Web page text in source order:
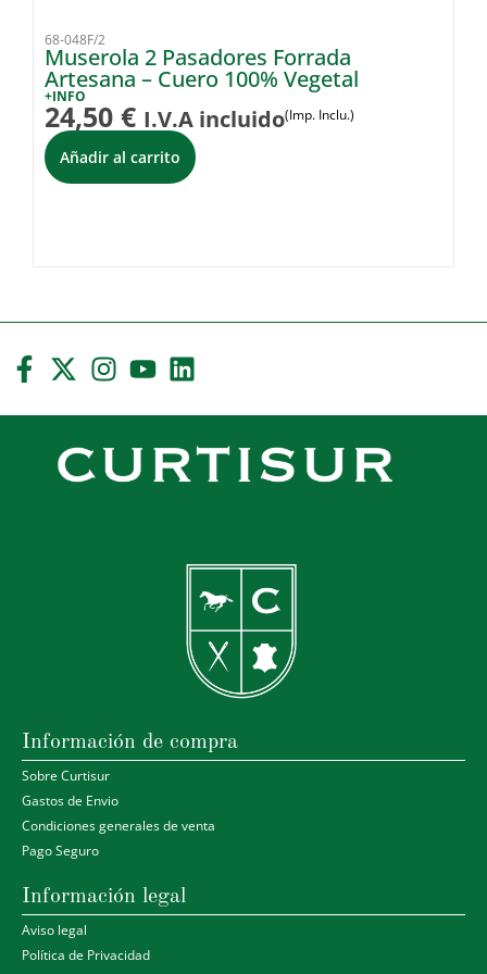
68-048F/2
Muserola 2 Pasadores Forrada
Artesana – Cuero 100% Vegetal
+INFO
24,50 € I.V.A incluido(Imp. Inclu.)
Añadir al carrito
Información de compra
Sobre Curtisur
Gastos de Envio
Condiciones generales de venta
Pago Seguro
Información legal
Aviso legal
Política de Privacidad